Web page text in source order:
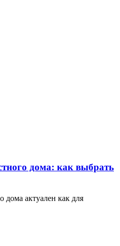
дома: как выбрать
дома актуален как для